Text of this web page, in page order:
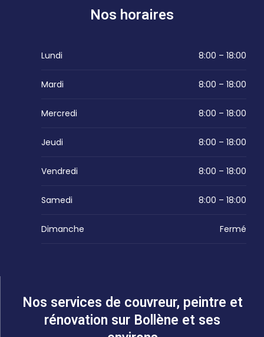
Nos horaires
Lundi 8:00 – 18:00
Mardi 8:00 – 18:00
Mercredi 8:00 – 18:00
Jeudi 8:00 – 18:00
Vendredi 8:00 – 18:00
Samedi 8:00 – 18:00
Dimanche Fermé
Nos services de couvreur, peintre et
rénovation sur Bollène et ses